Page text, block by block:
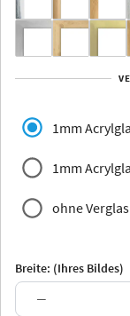
Yukon
Jersey
1mm
1mm
ohne
Breite: (Ihres Bildes)
−